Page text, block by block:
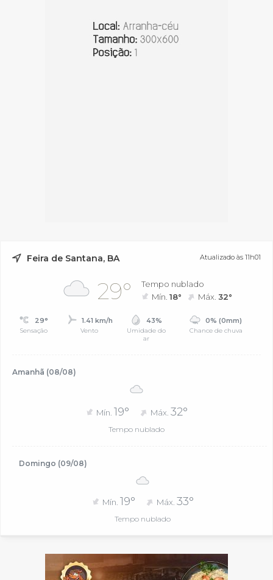
Feira de Santana, BA Atualizado às 11h01
29°
Tempo nublado
Mín.18° Máx.32°
29°
Sensação
1.41 km/h
Vento
43%
Umidade do
ar
0% (0mm)
Chance de chuva
Amanhã (08/08)
Mín. 19° Máx. 32°
Tempo nublado
Domingo (09/08)
Mín. 19° Máx. 33°
Tempo nublado